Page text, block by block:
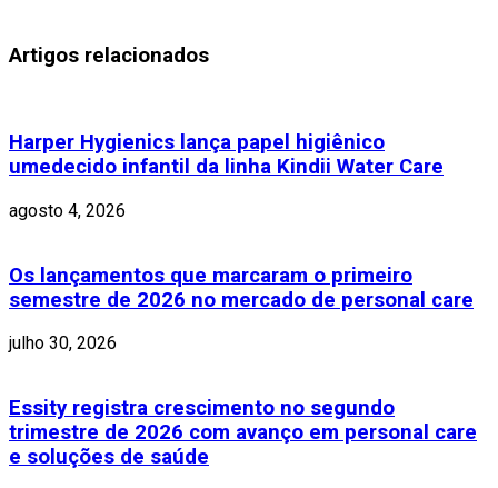
Artigos relacionados
Harper Hygienics lança papel higiênico
umedecido infantil da linha Kindii Water Care
agosto 4, 2026
Os lançamentos que marcaram o primeiro
semestre de 2026 no mercado de personal care
julho 30, 2026
Essity registra crescimento no segundo
trimestre de 2026 com avanço em personal care
e soluções de saúde